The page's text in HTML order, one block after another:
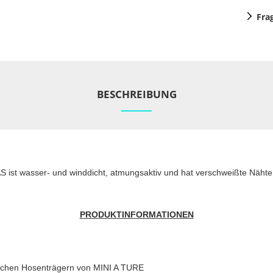
BESCHREIBUNG
ist wasser- und winddicht, atmungsaktiv und hat verschweißte
PRODUKTINFORMATIONEN
Hosenträgern von MINI A TURE